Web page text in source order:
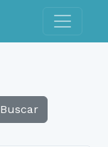
Toggle
Buscar